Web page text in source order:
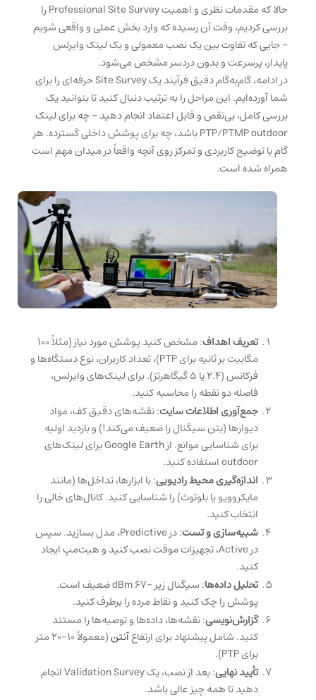
حالا که مقدمات نظری و اهمیت Professional Site Survey را
بررسی کردیم، وقت آن رسیده که وارد بخش عملی و واقعی شویم
– جایی که تفاوت بین یک نصب معمولی و یک لینک وایرلس
پایدار، پرسرعت و بدون دردسر مشخص می‌شود.
در ادامه، گام‌به‌گام دقیق فرآیند یک Site Survey حرفه‌ای را برای
شما آورده‌ایم. این مراحل را به ترتیب دنبال کنید تا بتوانید یک
بررسی کامل، بی‌نقص و قابل اعتماد انجام دهید – چه برای لینک
PTP/PTMP outdoor باشد، چه برای پوشش داخلی گسترده. هر
گام با توضیح کاربردی و تمرکز روی آنچه واقعاً در میدان مهم است
همراه شده است.
تعریف اهداف
: مشخص کنید پوشش مورد نیاز (مثلاً ۱۰۰
مگابیت بر ثانیه برای PTP)، تعداد کاربران، نوع دستگاه‌ها و
فرکانس (۲.۴ یا ۵ گیگاهرتز). برای لینک‌های وایرلس،
فاصله دو نقطه را محاسبه کنید.
جمع‌آوری اطلاعات سایت: نقشه‌های دقیق کف، مواد
دیوارها (بتن سیگنال را ضعیف می‌کند!) و بازدید اولیه
برای شناسایی موانع. از Google Earth برای لینک‌های
outdoor استفاده کنید.
اندازه‌گیری محیط رادیویی: با ابزارها، تداخل‌ها (مانند
مایکروویو یا بلوتوث) را شناسایی کنید. کانال‌های خالی را
انتخاب کنید.
شبیه‌سازی و تست
: در Predictive، مدل بسازید. سپس
در Active، تجهیزات موقت نصب کنید و هیت‌مپ ایجاد
کنید.
تحلیل داده‌ها
: سیگنال زیر -۶۷ dBm ضعیف است.
پوشش را چک کنید و نقاط مرده را برطرف کنید.
گزارش‌نویسی: نقشه‌ها، داده‌ها و توصیه‌ها را مستند
کنید. شامل پیشنهاد برای ارتفاعآنتن
(معمولاً ۱۰-۲۰ متر
برای PTP).
تأیید نهایی
: بعد از نصب، یک Validation Survey انجام
دهید تا همه چیز عالی باشد.